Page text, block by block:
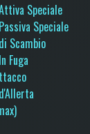
Speciale
Speciale
Scambio
Fuga